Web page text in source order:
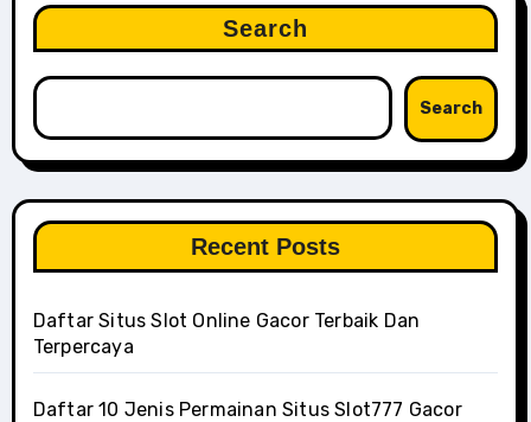
Search
Search
Recent Posts
Daftar Situs Slot Online Gacor Terbaik Dan
Terpercaya
Daftar 10 Jenis Permainan Situs Slot777 Gacor